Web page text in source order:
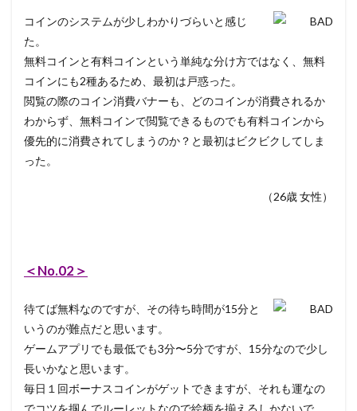
コインのシステムが少しわかりづらいと感じ
た。
無料コインと有料コインという単純な分け方ではなく、無料
コインにも2種あるため、最初は戸惑った。
閲覧の際のコイン消費バナーも、どのコインが消費されるか
わからず、無料コインで閲覧できるものでも有料コインから
優先的に消費されてしまうのか？と最初はビクビクしてしま
った。
（26歳 女性）
＜No.02＞
待てば無料なのですが、その待ち時間が15分と
いうのが難点だと思います。
ゲームアプリでも最低でも3分〜5分ですが、15分なので少し
長いかなと思います。
毎日１回ボーナスコインがゲットできますが、それも運なの
でコツを掴んでルーレットなので絵柄を揃えるしかないで